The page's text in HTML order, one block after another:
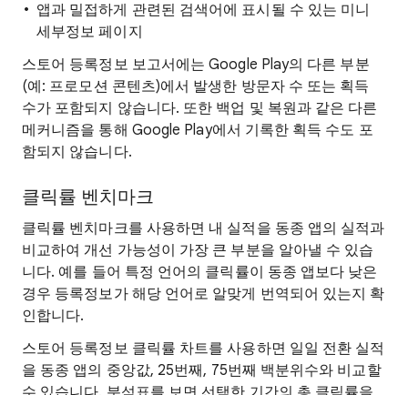
앱과 밀접하게 관련된 검색어에 표시될 수 있는 미니
세부정보 페이지
스토어 등록정보 보고서에는 Google Play의 다른 부분
(예: 프로모션 콘텐츠)에서 발생한 방문자 수 또는 획득
수가 포함되지 않습니다. 또한 백업 및 복원과 같은 다른
메커니즘을 통해 Google Play에서 기록한 획득 수도 포
함되지 않습니다.
클릭률 벤치마크
클릭률 벤치마크를 사용하면 내 실적을 동종 앱의 실적과
비교하여 개선 가능성이 가장 큰 부분을 알아낼 수 있습
니다. 예를 들어 특정 언어의 클릭률이 동종 앱보다 낮은
경우 등록정보가 해당 언어로 알맞게 번역되어 있는지 확
인합니다.
스토어 등록정보 클릭률 차트를 사용하면 일일 전환 실적
을 동종 앱의 중앙값, 25번째, 75번째 백분위수와 비교할